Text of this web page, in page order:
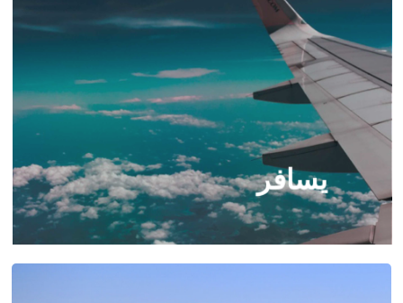
يسافر